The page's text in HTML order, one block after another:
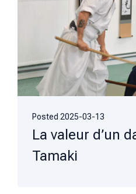
Posted 2025-03-13
La valeur d’un
Tamaki